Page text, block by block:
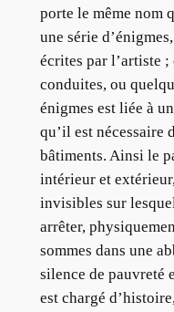
porte le même nom
une série
écrites par l’artiste ;
conduites, ou
énigmes est liée à
qu’il est nécessaire
bâtiments. Ainsi le
intérieur et
invisibles sur
arrêter,
sommes dans une
silence de pauvreté
est chargé